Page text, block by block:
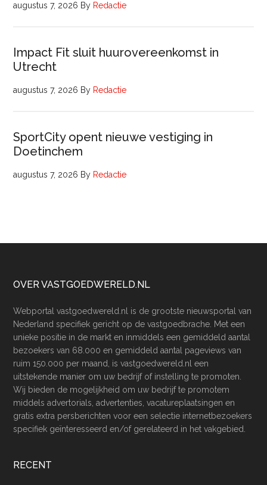
augustus 7, 2026 By Redactie
Impact Fit sluit huurovereenkomst in
Utrecht
augustus 7, 2026 By Redactie
SportCity opent nieuwe vestiging in
Doetinchem
augustus 7, 2026 By Redactie
Footer
OVER VASTGOEDWERELD.NL
Webportal vastgoedwereld.nl is de grootste nieuwsportal van
Nederland specifiek gericht op de vastgoedbrache. Met een
unieke positie in de markt en inmiddels een gemiddeld aantal
bezoekers van 68.000 en gemiddeld aantal pageviews van
ruim 150.000 per maand, is vastgoedwereld.nl een
uitstekende manier om uw bedrijf of instelling te promoten.
Wij bieden de mogelijkheid om uw bedrijf te promotem
middels advertorials, advertenties, vacatureplaatsingen en
gratis extra persberichten voor een selectie internetbezoekers
specifiek geïnteresseerd en/of gerelateerd in het vakgebied.
RECENT